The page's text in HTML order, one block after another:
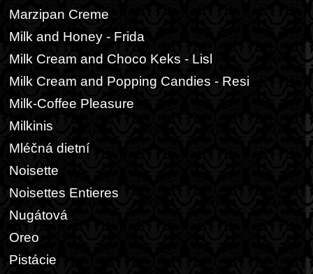
Marzipan Creme
Milk and Honey - Frida
Milk Cream and Choco Keks - Lisl
Milk Cream and Popping Candies - Resi
Milk-Coffee Pleasure
Milkinis
Mléčná dietní
Noisette
Noisettes Entieres
Nugátová
Oreo
Pistácie